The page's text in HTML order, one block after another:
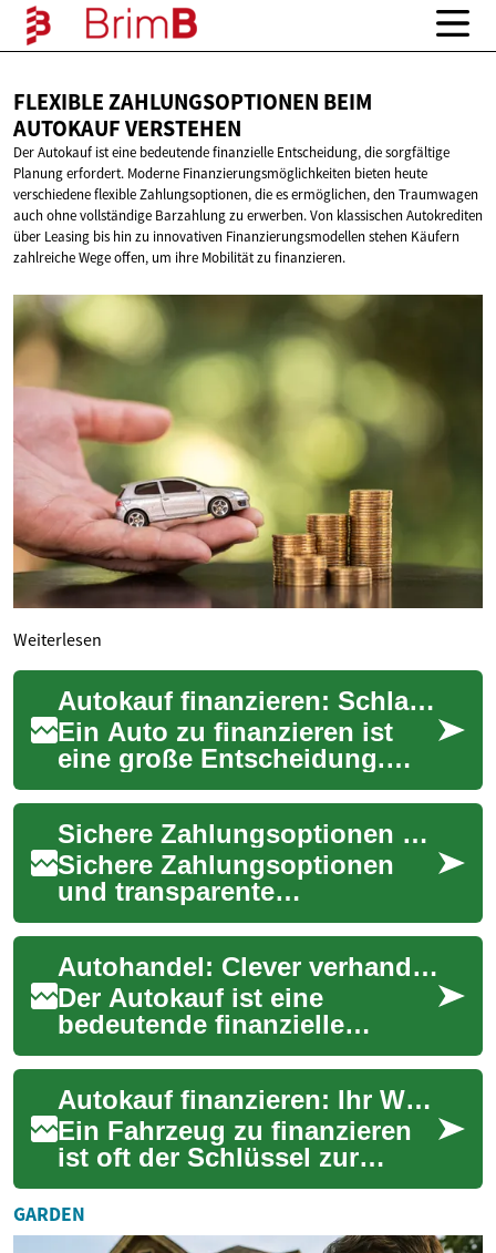
FLEXIBLE ZAHLUNGSOPTIONEN BEIM
AUTOKAUF VERSTEHEN
Der Autokauf ist eine bedeutende finanzielle Entscheidung, die sorgfältige
Planung erfordert. Moderne Finanzierungsmöglichkeiten bieten heute
verschiedene flexible Zahlungsoptionen, die es ermöglichen, den Traumwagen
auch ohne vollständige Barzahlung zu erwerben. Von klassischen Autokrediten
über Leasing bis hin zu innovativen Finanzierungsmodellen stehen Käufern
zahlreiche Wege offen, um ihre Mobilität zu finanzieren.
Weiterlesen
Autokauf finanzieren: Schlau sparen beim Fahrzeugkredit
Ein Auto zu finanzieren ist
eine große Entscheidung.
Dieser Artikel zeigt Ihnen, wie
Sie beim Autokauf clever
vorgehe...
Sichere Zahlungsoptionen und Stornierungsbedingungen weltweit
Sichere Zahlungsoptionen
und transparente
Stornierungsbedingungen
sind entscheidend für eine
entspannte Reiseplanung....Autohandel: Clever verhandeln und Geld sparen beim Autokauf
Der Autokauf ist eine
bedeutende finanzielle
Entscheidung, bei der es sich
lohnt, nach den besten
Angeboten zu suchen...
Autokauf finanzieren: Ihr Wegweiser zur optimalen Lösung
Ein Fahrzeug zu finanzieren
ist oft der Schlüssel zur
Mobilität. Mit einem
maßgeschneiderten
Autokredit können Sie di...
GARDEN